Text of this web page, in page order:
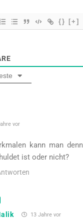
{} [+]
vor
kann man
ist oder nicht?
13 Jahre vor